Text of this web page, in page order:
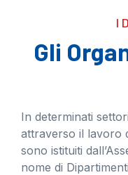
I
Gli
In determinati
attraverso il lavoro
sono istituiti
nome di